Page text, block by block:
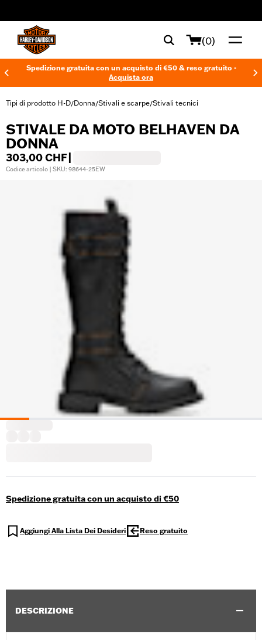
(0)
Spedizione gratuita con un acquisto di €50 & reso gratuito -
Acquista ora
Tipi di prodotto H-D/Donna/Stivali e scarpe/Stivali tecnici
STIVALE DA MOTO BELHAVEN DA
DONNA
303,00 CHF
Codice articolo | SKU: 98644-25EW
Spedizione gratuita con un acquisto di €50
Aggiungi Alla Lista Dei Desideri Reso gratuito
DESCRIZIONE